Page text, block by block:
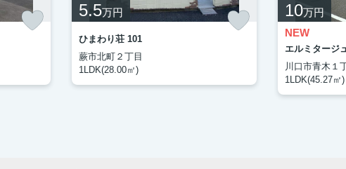
5.5万円
ひまわり荘 101
蕨市北町２丁目
1LDK(28.00㎡)
10万円
NEW
エルミタージ
川口市青木１
1LDK(45.27㎡)